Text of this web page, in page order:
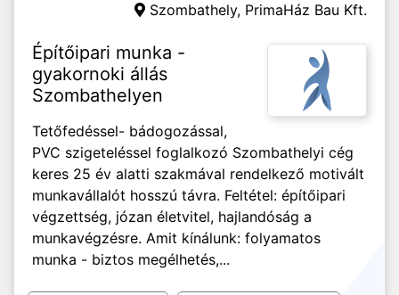
Szombathely, PrimaHáz Bau Kft.
Építőipari munka -
gyakornoki állás
Szombathelyen
Tetőfedéssel- bádogozással,
PVC szigeteléssel foglalkozó Szombathelyi cég
keres 25 év alatti szakmával rendelkező motivált
munkavállalót hosszú távra. Feltétel: építőipari
végzettség, józan életvitel, hajlandóság a
munkavégzésre. Amit kínálunk: folyamatos
munka - biztos megélhetés,...